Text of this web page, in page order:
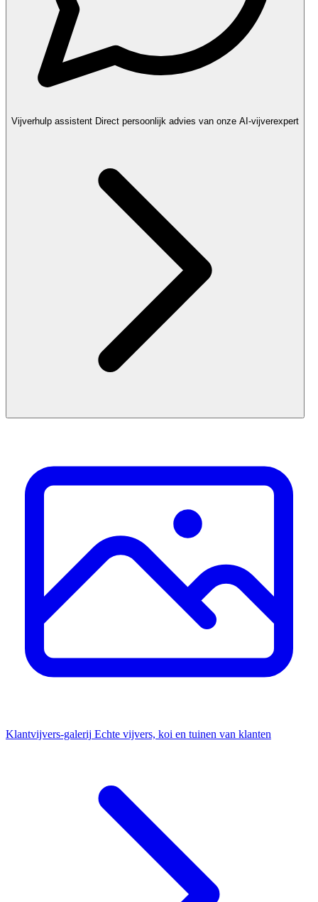
Vijverhulp assistent Direct persoonlijk advies van onze AI-vijverexpert
Klantvijvers-galerij Echte vijvers, koi en tuinen van klanten